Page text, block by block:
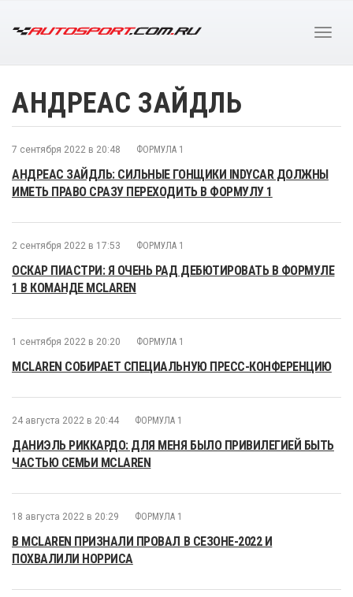
АНДРЕАС ЗАЙДЛЬ
7 сентября 2022 в 20:48 ФОРМУЛА 1
АНДРЕАС ЗАЙДЛЬ: СИЛЬНЫЕ ГОНЩИКИ INDYCAR ДОЛЖНЫ
ИМЕТЬ ПРАВО СРАЗУ ПЕРЕХОДИТЬ В ФОРМУЛУ 1
2 сентября 2022 в 17:53 ФОРМУЛА 1
ОСКАР ПИАСТРИ: Я ОЧЕНЬ РАД ДЕБЮТИРОВАТЬ В ФОРМУЛЕ
1 В КОМАНДЕ MCLAREN
1 сентября 2022 в 20:20 ФОРМУЛА 1
MCLAREN СОБИРАЕТ СПЕЦИАЛЬНУЮ ПРЕСС-КОНФЕРЕНЦИЮ
24 августа 2022 в 20:44 ФОРМУЛА 1
ДАНИЭЛЬ РИККАРДО: ДЛЯ МЕНЯ БЫЛО ПРИВИЛЕГИЕЙ БЫТЬ
ЧАСТЬЮ СЕМЬИ MCLAREN
18 августа 2022 в 20:29 ФОРМУЛА 1
В MCLAREN ПРИЗНАЛИ ПРОВАЛ В СЕЗОНЕ-2022 И
ПОХВАЛИЛИ НОРРИСА